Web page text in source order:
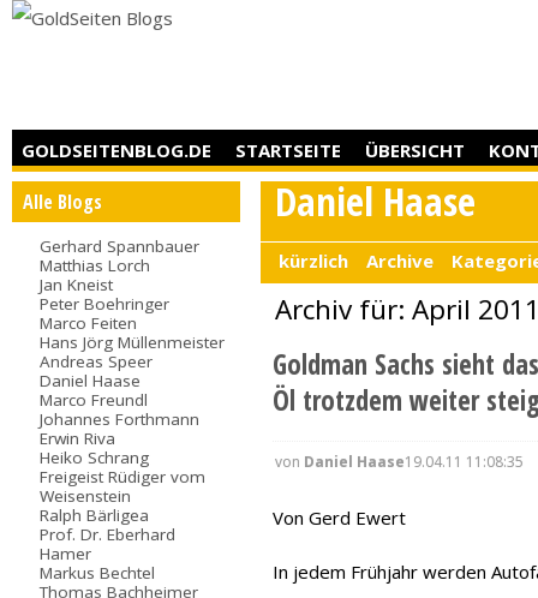
GOLDSEITENBLOG.DE STARTSEITE ÜBERSICHT
Alle Blogs
Gerhard Spannbauer
Matthias Lorch
Jan Kneist
Peter Boehringer
Marco Feiten
Hans Jörg Müllenmeister
Andreas Speer
Daniel Haase
Marco Freundl
Johannes Forthmann
Erwin Riva
Heiko Schrang
Freigeist Rüdiger vom
Weisenstein
Ralph Bärligea
Prof. Dr. Eberhard
Hamer
Markus Bechtel
Thomas Bachheimer
Daniel Haase
kürzlich Archive
Archiv für: April
Goldman Sachs sieht
Öl trotzdem weiter
von Daniel Haase19.04.11 11:08:35
Von Gerd Ewert
In jedem Frühjahr werden